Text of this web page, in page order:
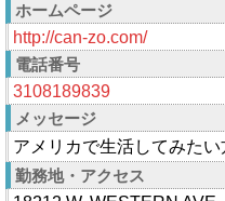
ホームページ
http://can-zo.com/
電話番号
3108189839
メッセージ
アメリカで生活してみた
勤務地・アクセス